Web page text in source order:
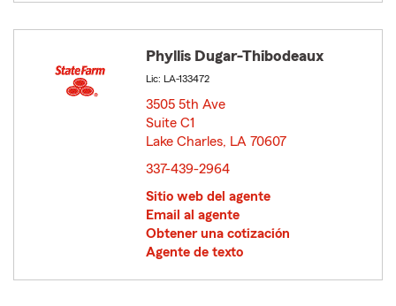
Phyllis Dugar-Thibodeaux
Lic: LA-133472
3505 5th Ave
Suite C1
Lake Charles, LA 70607
337-439-2964
Sitio web del agente
Email al agente
Obtener una cotización
Agente de texto